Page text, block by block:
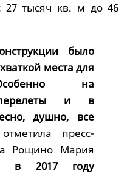
27 тысяч кв. м до 46
было
места для
на
и в
душно, все
пресс-
Рощино Мария
в 2017 году